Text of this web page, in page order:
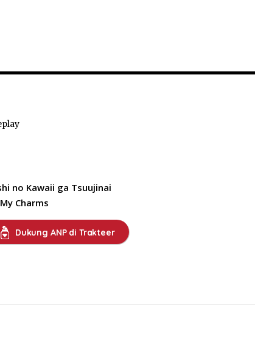
no Kawaii ga Tsuujinai
Charms
Dukung ANP di Trakteer